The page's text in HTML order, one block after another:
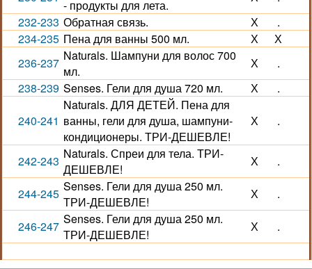
- продукты для лета.
232-233 Обратная связь. Х
.
234-235 Пена для ванны 500 мл. Х
Х
236-237 Naturals. Шампуни для волос 700
мл.
Х
.
238-239 Senses. Гели для душа 720 мл. Х .
240-241
Naturals. ДЛЯ ДЕТЕЙ. Пена для
ванны, гели для душа, шампуни-
кондиционеры. ТРИ-ДЕШЕВЛЕ!
Х .
242-243 Naturals. Спреи для тела. ТРИ-
ДЕШЕВЛЕ!
Х .
244-245 Senses. Гели для душа 250 мл.
ТРИ-ДЕШЕВЛЕ!
Х .
246-247 Senses. Гели для душа 250 мл.
ТРИ-ДЕШЕВЛЕ!
Х .